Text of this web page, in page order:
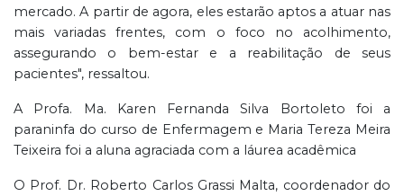
mercado. A partir de agora, eles estarão aptos a atuar nas
mais variadas frentes, com o foco no acolhimento,
assegurando o bem-estar e a reabilitação de seus
pacientes", ressaltou.
A Profa. Ma. Karen Fernanda Silva Bortoleto foi a
paraninfa do curso de Enfermagem e Maria Tereza Meira
Teixeira foi a aluna agraciada com a láurea acadêmica
O Prof. Dr. Roberto Carlos Grassi Malta, coordenador do